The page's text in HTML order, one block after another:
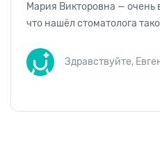
Мария Викторовна — очень
что нашёл стоматолога
Здравствуйте,